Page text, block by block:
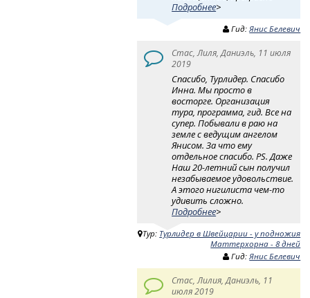
Подробнее>
Гид:Янис Белевич
Стас, Лиля, Даниэль, 11 июля
2019
Спасибо, Турлидер. Спасибо
Инна. Мы просто в
восторге. Организация
тура, программа, гид. Все на
супер. Побывали в раю на
земле с ведущим ангелом
Янисом. За что ему
отдельное спасибо. PS. Даже
Наш 20-летний сын получил
незабываемое удовольствие.
А этого нигилиста чем-то
удивить сложно.
Подробнее>
Тур: Турлидер в Швейцарии - у подножия
Маттерхорна - 8 дней
Гид:Янис Белевич
Стас, Лилия, Даниэль, 11
июля 2019